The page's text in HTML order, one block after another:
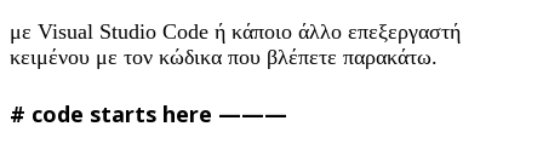
με Visual Studio Code ή κάποιο άλλο επεξεργαστή
κειμένου με τον κώδικα που βλέπετε παρακάτω.
# code starts here ———